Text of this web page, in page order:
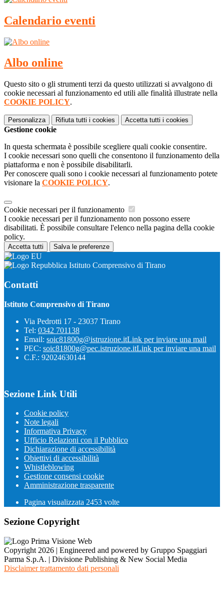
Calendario eventi
Albo online
Questo sito o gli strumenti terzi da questo utilizzati si avvalgono di
cookie necessari al funzionamento ed utili alle finalità illustrate nella
COOKIE POLICY.
Personalizza Rifiuta tutti i cookies Accetta tutti i cookies
Gestione cookie
In questa schermata è possibile scegliere quali cookie consentire.
I cookie necessari sono quelli che consentono il funzionamento della
piattaforma e non è possibile disabilitarli.
Per conoscere quali sono i cookie necessari al funzionamento potete
visionare la COOKIE POLICY.
Cookie necessari per il funzionamento
I cookie necessari per il funzionamento non possono essere
disabilitati. È possibile consultare l'elenco nella pagina della cookie
policy.
Accetta tutti Salva le preferenze
Istituto Comprensivo di Tirano
Contatti
Istituto Comprensivo di Tirano
Via Pedrotti 17 - 23037 Tirano
Tel: 0342 701138
Email: soic81800g@istruzione.itLink per inviare una mail
PEC: soic81800g@pec.istruzione.itLink per inviare una mail
C.F.: 92024630144
Sezione Link Utili
Cookie policy
Note legali
Informativa Privacy
Ufficio Relazioni con il Pubblico
Dichiarazione di accessibilità
Obiettivi di accessibilità
Whistleblowing
Gestione consensi cookie
Amministrazione trasparente
Pagina visualizzata 2453 volte
Sezione Copyright
Copyright 2026 | Engineered and powered by Gruppo Spaggiari
Parma S.p.A. | Divisione Publishing & New Social Media
Disclaimer trattamento dati personali